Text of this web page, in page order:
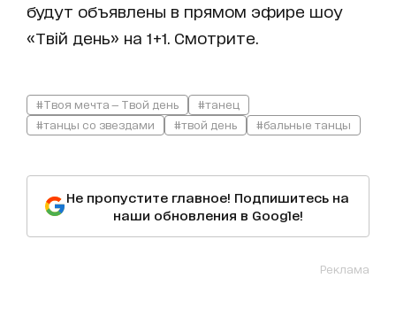
будут объявлены в прямом эфире шоу
«Твій день» на 1+1. Смотрите.
#Твоя мечта — Твой день
#танец
#танцы со звездами
#твой день #бальные танцы
Не пропустите главное! Подпишитесь на
наши обновления в Google!
Реклама